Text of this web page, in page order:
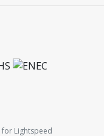
for Lightspeed